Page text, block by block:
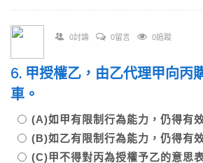
0討論 0留言 0追蹤
6. 甲授權乙，由乙代理甲向丙
車。
(A)如甲有限制行為能力，仍得有
(B)如乙有限制行為能力，仍得有
(C)甲不得對丙為授權予乙的意思